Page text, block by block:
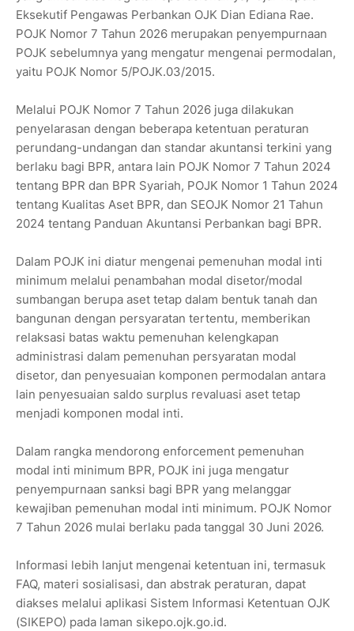
Eksekutif Pengawas Perbankan OJK Dian Ediana Rae.
POJK Nomor 7 Tahun 2026 merupakan penyempurnaan
POJK sebelumnya yang mengatur mengenai permodalan,
yaitu POJK Nomor 5/POJK.03/2015.
Melalui POJK Nomor 7 Tahun 2026 juga dilakukan
penyelarasan dengan beberapa ketentuan peraturan
perundang-undangan dan standar akuntansi terkini yang
berlaku bagi BPR, antara lain POJK Nomor 7 Tahun 2024
tentang BPR dan BPR Syariah, POJK Nomor 1 Tahun 2024
tentang Kualitas Aset BPR, dan SEOJK Nomor 21 Tahun
2024 tentang Panduan Akuntansi Perbankan bagi BPR.
Dalam POJK ini diatur mengenai pemenuhan modal inti
minimum melalui penambahan modal disetor/modal
sumbangan berupa aset tetap dalam bentuk tanah dan
bangunan dengan persyaratan tertentu, memberikan
relaksasi batas waktu pemenuhan kelengkapan
administrasi dalam pemenuhan persyaratan modal
disetor, dan penyesuaian komponen permodalan antara
lain penyesuaian saldo surplus revaluasi aset tetap
menjadi komponen modal inti.
Dalam rangka mendorong enforcement pemenuhan
modal inti minimum BPR, POJK ini juga mengatur
penyempurnaan sanksi bagi BPR yang melanggar
kewajiban pemenuhan modal inti minimum. POJK Nomor
7 Tahun 2026 mulai berlaku pada tanggal 30 Juni 2026.
Informasi lebih lanjut mengenai ketentuan ini, termasuk
FAQ, materi sosialisasi, dan abstrak peraturan, dapat
diakses melalui aplikasi Sistem Informasi Ketentuan OJK
(SIKEPO) pada laman sikepo.ojk.go.id.